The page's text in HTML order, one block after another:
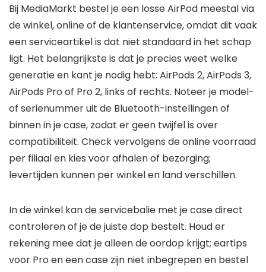
Bij MediaMarkt bestel je een losse AirPod meestal via
de winkel, online of de klantenservice, omdat dit vaak
een serviceartikel is dat niet standaard in het schap
ligt. Het belangrijkste is dat je precies weet welke
generatie en kant je nodig hebt: AirPods 2, AirPods 3,
AirPods Pro of Pro 2, links of rechts. Noteer je model-
of serienummer uit de Bluetooth-instellingen of
binnen in je case, zodat er geen twijfel is over
compatibiliteit. Check vervolgens de online voorraad
per filiaal en kies voor afhalen of bezorging;
levertijden kunnen per winkel en land verschillen.
In de winkel kan de servicebalie met je case direct
controleren of je de juiste dop bestelt. Houd er
rekening mee dat je alleen de oordop krijgt; eartips
voor Pro en een case zijn niet inbegrepen en bestel